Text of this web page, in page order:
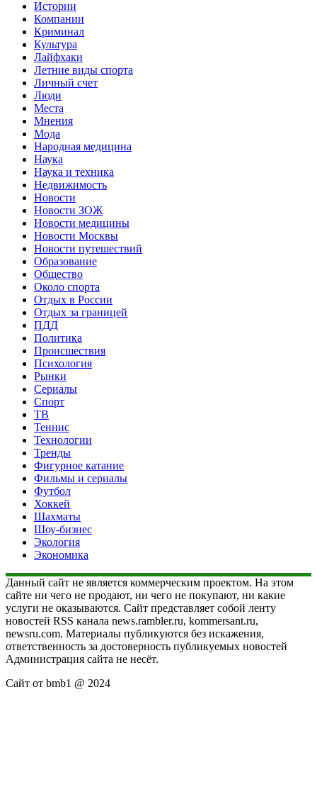
Истории
Компании
Криминал
Культура
Лайфхаки
Летние виды спорта
Личный счет
Люди
Места
Мнения
Мода
Народная медицина
Наука
Наука и техника
Недвижимость
Новости
Новости ЗОЖ
Новости медицины
Новости Москвы
Новости путешествий
Образование
Общество
Около спорта
Отдых в России
Отдых за границей
ПДД
Политика
Происшествия
Психология
Рынки
Сериалы
Спорт
ТВ
Теннис
Технологии
Тренды
Фигурное катание
Фильмы и сериалы
Футбол
Хоккей
Шахматы
Шоу-бизнес
Экология
Экономика
Данный сайт не является коммерческим проектом. На этом
сайте ни чего не продают, ни чего не покупают, ни какие
услуги не оказываются. Сайт представляет собой ленту
новостей RSS канала news.rambler.ru, kommersant.ru,
newsru.com. Материалы публикуются без искажения,
ответственность за достоверность публикуемых новостей
Администрация сайта не несёт.
Сайт от bmb1 @ 2024